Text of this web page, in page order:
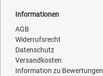
Informationen
AGB
Widerrufsrecht
Datenschutz
Versandkosten
Information zu Bewertungen